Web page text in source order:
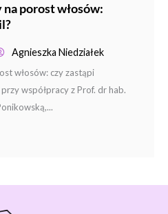
porost włosów:
Agnieszka Niedziałek
włosów: czy zastąpi
współpracy z Prof. dr hab.